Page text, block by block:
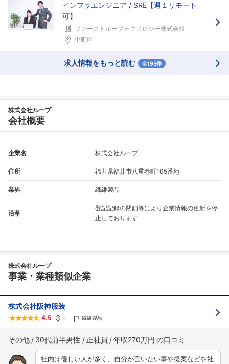
インフラエンジニア / SRE【週１リモート
可】
ファーストループテクノロジー株式会社
中野区
求人情報をもっと読む 全195件
株式会社ループ
会社概要
企業名 株式会社ループ
住所 福井県福井市八重巻町105番地
業界 繊維製品
沿革
登記記録の閉鎖等により企業情報の更新を停
止しております
株式会社ループ
事業・業種類似企業
株式会社阪神服装
4.5 - 繊維製品
その他 30代前半男性 正社員 年収270万円
社内は優しい人が多く、自分が言いたい事や提案などを社